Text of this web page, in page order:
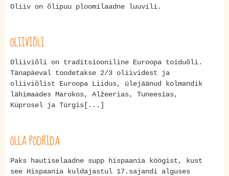
Oliiv on õlipuu ploomilaadne luuvili.
OLIIVIÕLI
Oliiviõli on traditsiooniline Euroopa toiduõli.
Tänapäeval toodetakse 2/3 oliividest ja
oliiviõlist Euroopa Liidus, ülejäänud kolmandik
lähimaades Marokos, Alžeerias, Tuneesias,
Küprosel ja Türgis[...]
OLLA PODRIDA
Paks hautiselaadne supp hispaania köögist, kust
see Hispaania kuldajastul 17.sajandi alguses